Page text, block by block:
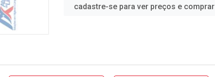
cadastre-se para ver preços e comprar